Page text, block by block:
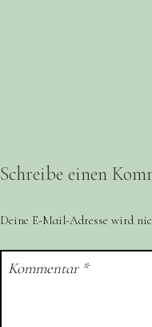
Schreibe einen
Deine E-Mail-Adresse wird
Kommentar *